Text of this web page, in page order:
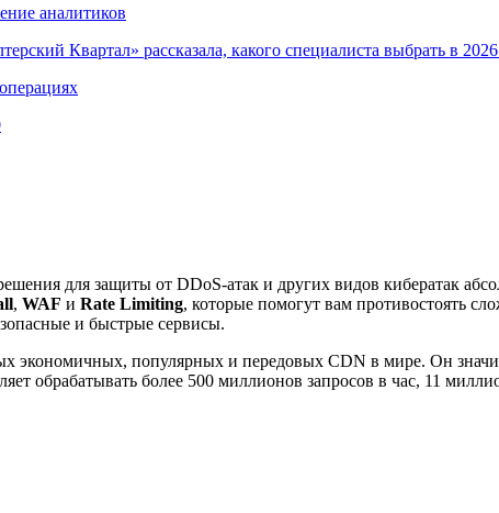
аналитиков
Квартал» рассказала, какого специалиста выбрать в
для защиты от DDoS-атак и других видов кибератак
, WAF и Rate Limiting, которые помогут вам противостоять
и быстрые сервисы.
экономичных, популярных и передовых CDN в мире. Он
обрабатывать более 500 миллионов запросов в час, 11